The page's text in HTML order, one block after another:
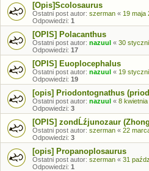
[Opis]Scolosaurus
Ostatni post autor: szerman « 19 maja
Odpowiedzi: 1
[OPIS] Polacanthus
Ostatni post autor: nazuul « 30
Odpowiedzi: 17
[OPIS] Euoplocephalus
Ostatni post autor: nazuul « 19
Odpowiedzi: 19
[opis] Priodontognathus
Ostatni post autor: nazuul « 8
Odpowiedzi: 3
[OPIS] zondĹźjunozaur
Ostatni post autor: szerman « 22
Odpowiedzi: 3
[opis] Propanoplosaurus
Ostatni post autor: szerman « 31
Odpowiedzi: 1